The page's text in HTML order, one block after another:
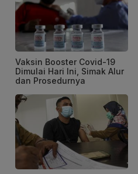
Vaksin Booster Covid-19
Dimulai Hari Ini, Simak Alur
dan Prosedurnya